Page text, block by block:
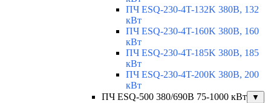
ПЧ ESQ-230-4T-132K 380В, 132
кВт
ПЧ ESQ-230-4T-160K 380В, 160
кВт
ПЧ ESQ-230-4T-185K 380В, 185
кВт
ПЧ ESQ-230-4T-200K 380В, 200
кВт
ПЧ ESQ-500 380/690В 75-1000 кВт
▼